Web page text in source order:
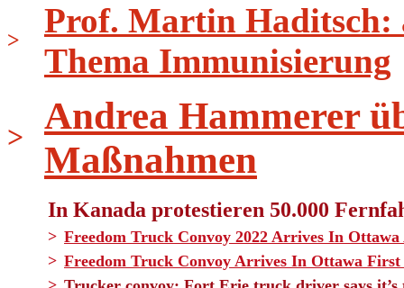
>
Prof. Martin Haditsch:
Thema Immunisierung
>
Andrea Hammerer
Maßnahmen
In Kanada protestieren 50.000
> Freedom Truck Convoy 2022 Arrives In
> Freedom Truck Convoy Arrives In Ottawa First